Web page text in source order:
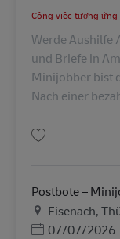
Werde Aushilfe
und Briefe in
Minijobber bist
Nach einer
Postbote –
Địa điểm
Eisenach,
Posted Date
07/07/2026